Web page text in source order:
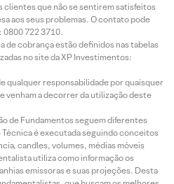
clientes que não se sentirem satisfeitos
aos seus problemas. O contato pode
0800 722 3710.
de cobrança estão definidos nas tabelas
no site da XP Investimentos:
qualquer responsabilidade por quaisquer
venham a decorrer da utilização deste
de Fundamentos seguem diferentes
Técnica é executada seguindo conceitos
candles, volumes, médias móveis
utiliza como informação os
emissoras e suas projeções. Desta